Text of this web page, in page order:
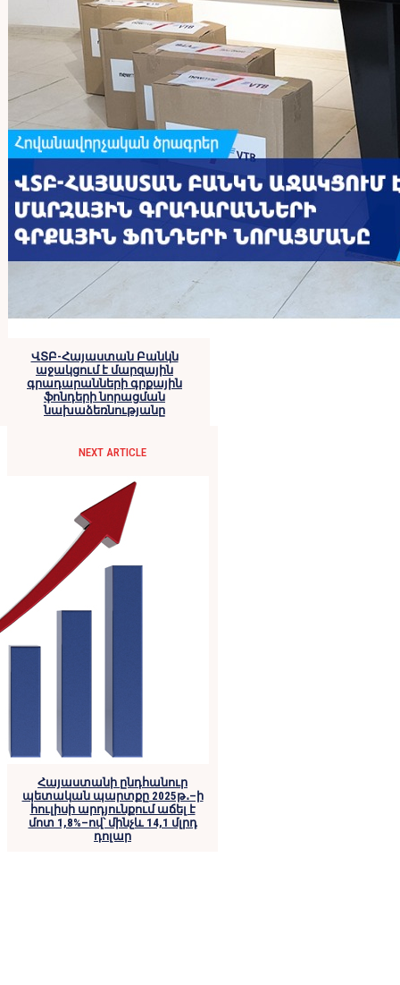
ՎՏԲ-Հայաստան Բանկն
աջակցում է մարզային
գրադարանների գրքային
ֆոնդերի նորացման
նախաձեռնությանը
NEXT ARTICLE
Հայաստանի ընդհանուր
պետական պարտքը 2025թ․–ի
հուլիսի արդյունքում աճել է
մոտ 1,8%–ով՝ մինչև 14,1 մլրդ
դոլար